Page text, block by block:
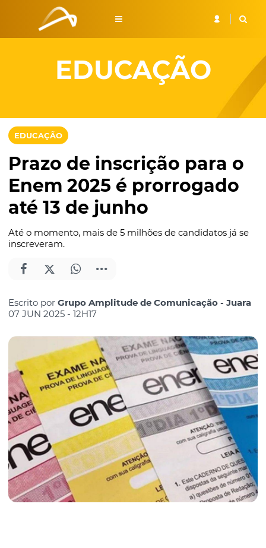
EDUCAÇÃO
EDUCAÇÃO
Prazo de inscrição para o
Enem 2025 é prorrogado
até 13 de junho
Até o momento, mais de 5 milhões de candidatos já se
inscreveram.
Escrito por Grupo Amplitude de Comunicação - Juara
07 JUN 2025 - 12H17